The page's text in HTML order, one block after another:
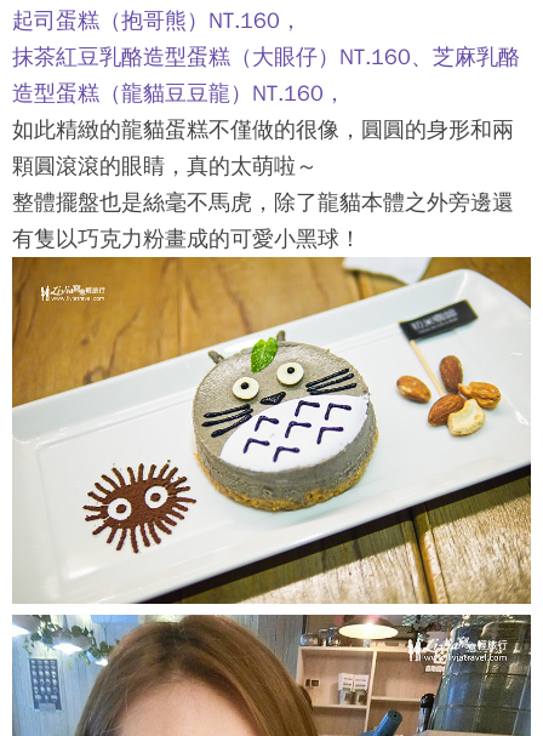
起司蛋糕（抱哥熊）NT.160，
抹茶紅豆乳酪造型蛋糕（大眼仔）NT.160、芝麻乳酪
造型蛋糕（龍貓豆豆龍）NT.160，
如此精緻的龍貓蛋糕不僅做的很像，圓圓的身形和兩
顆圓滾滾的眼睛，真的太萌啦～
整體擺盤也是絲毫不馬虎，除了龍貓本體之外旁邊還
有隻以巧克力粉畫成的可愛小黑球！